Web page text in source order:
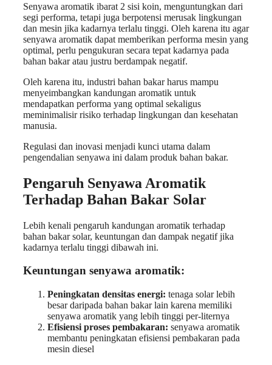
Senyawa aromatik ibarat 2 sisi koin, menguntungkan dari
segi performa, tetapi juga berpotensi merusak lingkungan
dan mesin jika kadarnya terlalu tinggi. Oleh karena itu agar
senyawa aromatik dapat memberikan performa mesin yang
optimal, perlu pengukuran secara tepat kadarnya pada
bahan bakar atau justru berdampak negatif.
Oleh karena itu, industri bahan bakar harus mampu
menyeimbangkan kandungan aromatik untuk
mendapatkan performa yang optimal sekaligus
meminimalisir risiko terhadap lingkungan dan kesehatan
manusia.
Regulasi dan inovasi menjadi kunci utama dalam
pengendalian senyawa ini dalam produk bahan bakar.
Pengaruh Senyawa Aromatik
Terhadap Bahan Bakar Solar
Lebih kenali pengaruh kandungan aromatik terhadap
bahan bakar solar, keuntungan dan dampak negatif jika
kadarnya terlalu tinggi dibawah ini.
Keuntungan senyawa aromatik:
Peningkatan densitas energi: tenaga solar lebih
besar daripada bahan bakar lain karena memiliki
senyawa aromatik yang lebih tinggi per-liternya
Efisiensi proses pembakaran: senyawa aromatik
membantu peningkatan efisiensi pembakaran pada
mesin diesel